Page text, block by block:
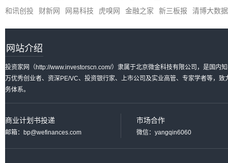
和讯创投
财新网 网易科技 虎嗅网 金融之家 新三板报 清博大数据
网站介绍
投资家网（http://www.investorscn.com/）隶属于北京微金科技有限公司，是国内
万优秀创业者、资深PE/VC、投资银行家、上市公司及实业高管、专家学者等，
务体系。
商业计划书投递
邮箱：bp@wefinances.com
市场合作
微信：yangqin6060